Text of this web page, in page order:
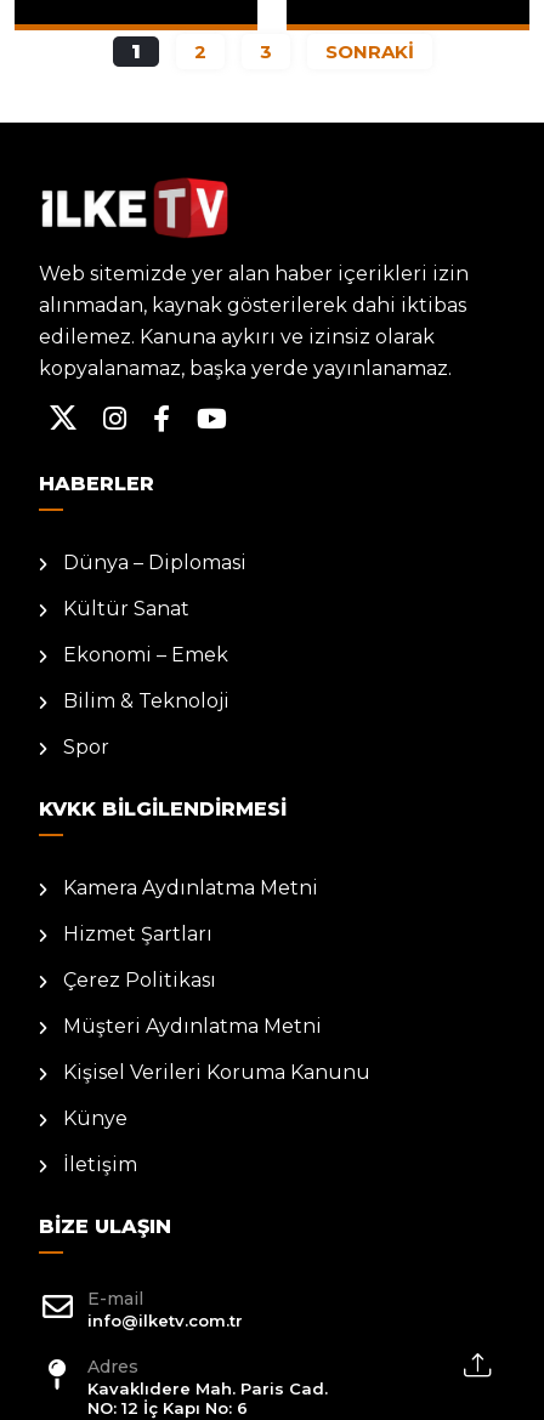
1 2 3 SONRAKİ
Web sitemizde yer alan haber içerikleri izin
alınmadan, kaynak gösterilerek dahi iktibas
edilemez. Kanuna aykırı ve izinsiz olarak
kopyalanamaz, başka yerde yayınlanamaz.
HABERLER
Dünya – Diplomasi
Kültür Sanat
Ekonomi – Emek
Bilim & Teknoloji
Spor
KVKK BILGILENDIRMESI
Kamera Aydınlatma Metni
Hizmet Şartları
Çerez Politikası
Müşteri Aydınlatma Metni
Kişisel Verileri Koruma Kanunu
Künye
İletişim
BIZE ULAŞIN
E-mail
info@ilketv.com.tr
Adres
Kavaklıdere Mah. Paris Cad.
NO: 12 İç Kapı No: 6